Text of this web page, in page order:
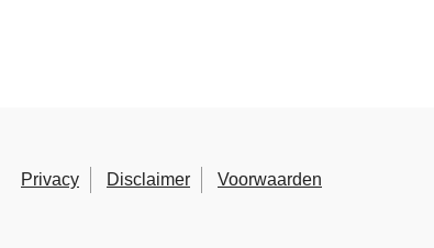
Privacy Disclaimer Voorwaarden